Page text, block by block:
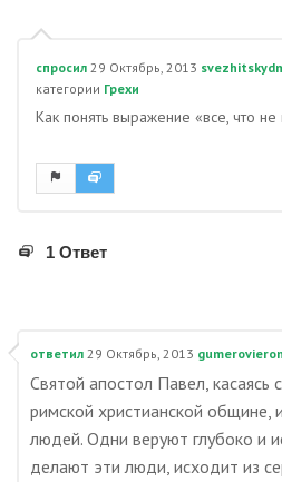
спросил 29 Октябрь, 2013
категории Грехи
Как понять выражение «все, что
1 Ответ
ответил 29 Октябрь, 2013
Святой апостол Павел, касаясь
римской христианской общине,
людей. Одни веруют глубоко и
делают эти люди, исходит из